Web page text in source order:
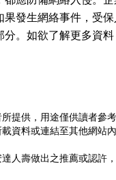
發生網絡事件，受保
。如欲了解更多資
提供，用途僅供讀者參
資料或連結至其他網站內
人壽做出之推薦或認許